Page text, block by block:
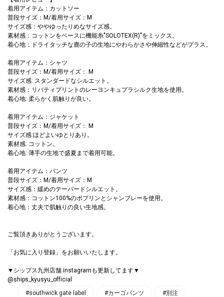
着用アイテム：カットソー
普段サイズ：M/着用サイズ：M
サイズ感：ややゆったりめなサイズ感。
素材感：コットンをベースに機能糸"SOLOTEX(R)"をミックス。
着心地：ドライタッチな鹿の子の生地にやわらかさや伸縮性などがプラス。
着用アイテム：シャツ
普段サイズ：M/着用サイズ： M
サイズ感: スタンダードなシルエット。
素材感：リバティプリントのレーヨンキュプラシルク生地を使用。
着心地: 柔らかく肌触りが良い。
着用アイテム：ジャケット
普段サイズ：M/着用サイズ： M
サイズ感:ほどよいゆとりあり。
素材感: コットン。
着心地: 薄手の生地で盛夏まで着用可能。
着用アイテム：パンツ
普段サイズ：M/着用サイズ：M
サイズ感：緩めのテーパードシルエット。
素材感：コットン100%のポプリンとシャンブレーを使用。
着心地：丈夫で肌触りの良い生地感。
ご覧頂きありがとうございます。
「お気に入り登録」をお願いいたします。
▼シップス九州店舗 instagramも更新してます▼
@ships_kyusyu_official
#southwick gate label
#カーゴパンツ #別注